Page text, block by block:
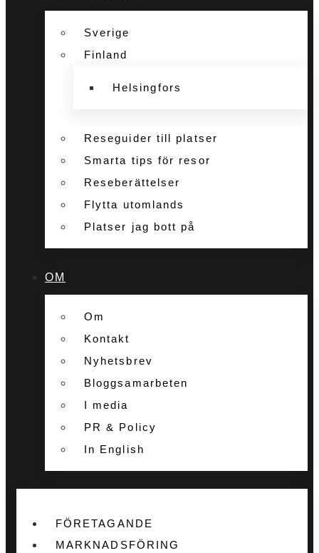
Sverige
Finland
Helsingfors
Reseguider till platser
Smarta tips för resor
Reseberättelser
Flytta utomlands
Platser jag bott på
OM
Om
Kontakt
Nyhetsbrev
Bloggsamarbeten
I media
PR & Policy
In English
FÖRETAGANDE
MARKNADSFÖRING